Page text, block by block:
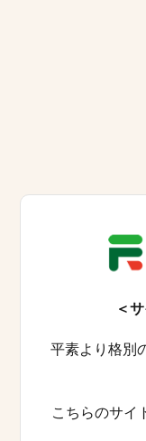
＜
平素より格別
こちらのサイ